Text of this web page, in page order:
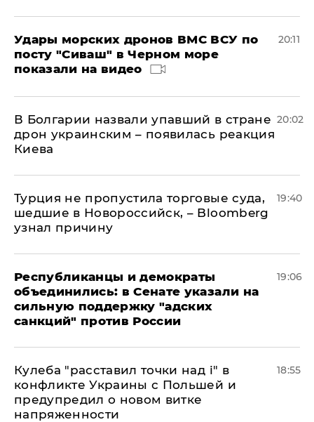
Удары морских дронов ВМС ВСУ по
посту "Сиваш" в Черном море
показали на видео
20:11
В Болгарии назвали упавший в стране
дрон украинским – появилась реакция
Киева
20:02
Турция не пропустила торговые суда,
шедшие в Новороссийск, – Bloomberg
узнал причину
19:40
Республиканцы и демократы
объединились: в Сенате указали на
сильную поддержку "адских
санкций" против России
19:06
Кулеба "расставил точки над і" в
конфликте Украины с Польшей и
предупредил о новом витке
напряженности
18:55